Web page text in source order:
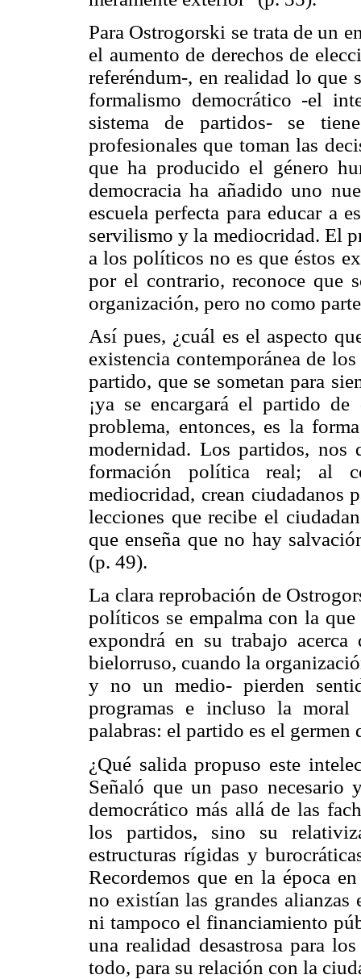
Para Ostrogorski se trata de un
el aumento de derechos de
referéndum-, en realidad lo que
formalismo democrático -el
sistema de partidos- se
profesionales que toman las
que ha producido el género
democracia ha añadido uno
escuela perfecta para educar a
servilismo y la mediocridad. El
a los políticos no es que éstos
por el contrario, reconoce que
organización, pero no como
Así pues, ¿cuál es el aspecto
existencia contemporánea de
partido, que se sometan para
¡ya se encargará el partido
problema, entonces, es la
modernidad. Los partidos,
formación política real; al
mediocridad, crean ciudadanos
lecciones que recibe el
que enseña que no hay
(p. 49).
La clara reprobación de
políticos se empalma con la
expondrá en su trabajo acerca
bielorruso, cuando la
y no un medio- pierden
programas e incluso la
palabras: el partido es el germen
¿Qué salida propuso este
Señaló que un paso necesario
democrático más allá de las
los partidos, sino su
estructuras rígidas y
Recordemos que en la época
no existían las grandes
ni tampoco el financiamiento
una realidad desastrosa para
todo, para su relación con la